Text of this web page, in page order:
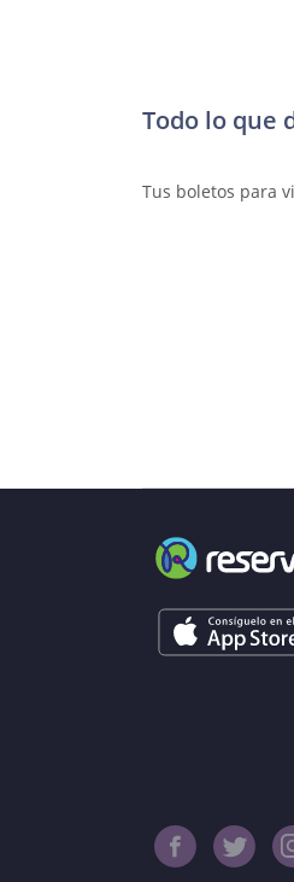
Todo lo que
Tus boletos para